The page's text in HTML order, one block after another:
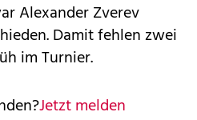
Alexander Zverev
Damit fehlen zwei
im Turnier.
Jetzt melden